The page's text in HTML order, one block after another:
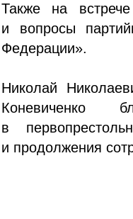
Также на
и вопросы
Федерации».
Николай
Коневиченко
в
и продолжения